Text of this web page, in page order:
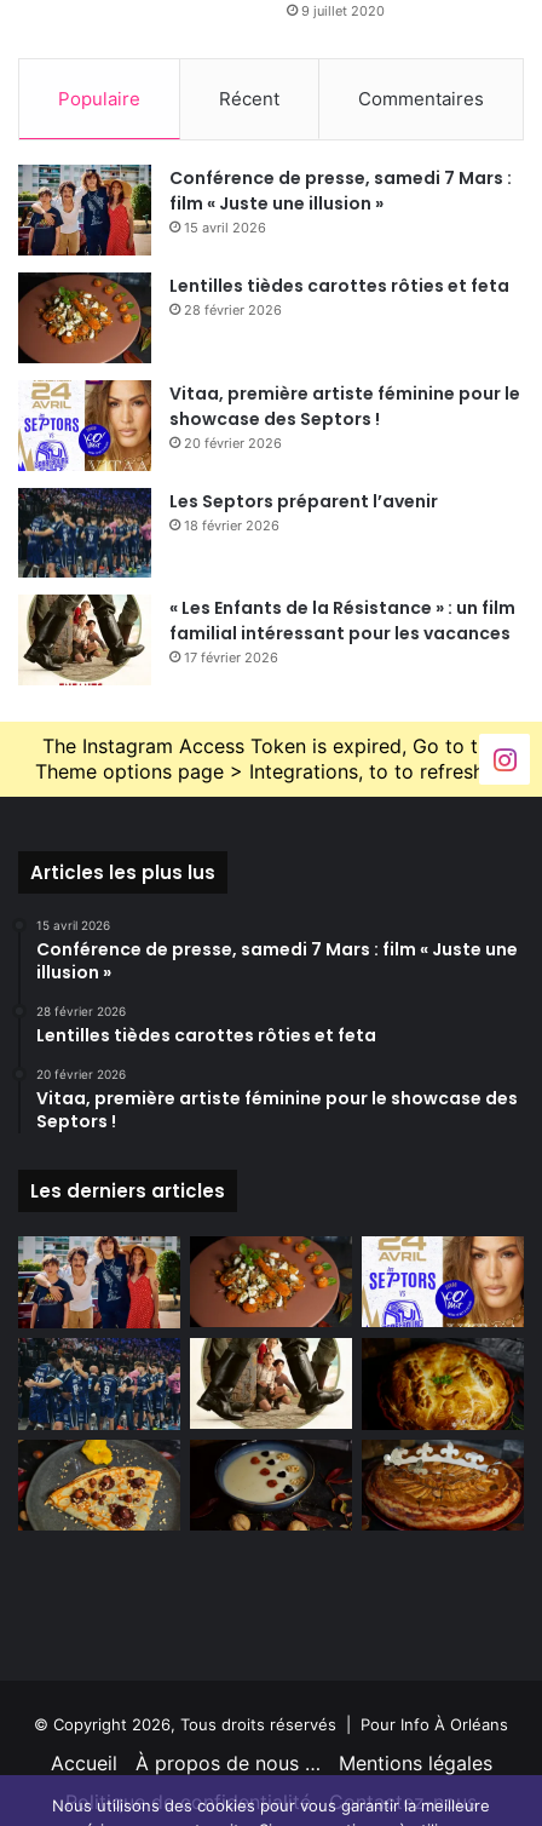
9 juillet 2020
Populaire Récent Commentaires
Conférence de presse, samedi 7 Mars :
film « Juste une illusion »
15 avril 2026
Lentilles tièdes carottes rôties et feta
28 février 2026
Vitaa, première artiste féminine pour le
showcase des Septors !
20 février 2026
Les Septors préparent l’avenir
18 février 2026
« Les Enfants de la Résistance » : un film
familial intéressant pour les vacances
17 février 2026
The Instagram Access Token is expired, Go to the
Theme options page > Integrations, to to refresh it.
Articles les plus lus
15 avril 2026
Conférence de presse, samedi 7 Mars : film « Juste une
illusion »
28 février 2026
Lentilles tièdes carottes rôties et feta
20 février 2026
Vitaa, première artiste féminine pour le showcase des
Septors !
Les derniers articles
© Copyright 2026, Tous droits réservés | Pour Info À Orléans
Accueil À propos de nous …
Mentions légales
Politique de confidentialité
Contactez-nous
Nous utilisons des cookies pour vous garantir la meilleure